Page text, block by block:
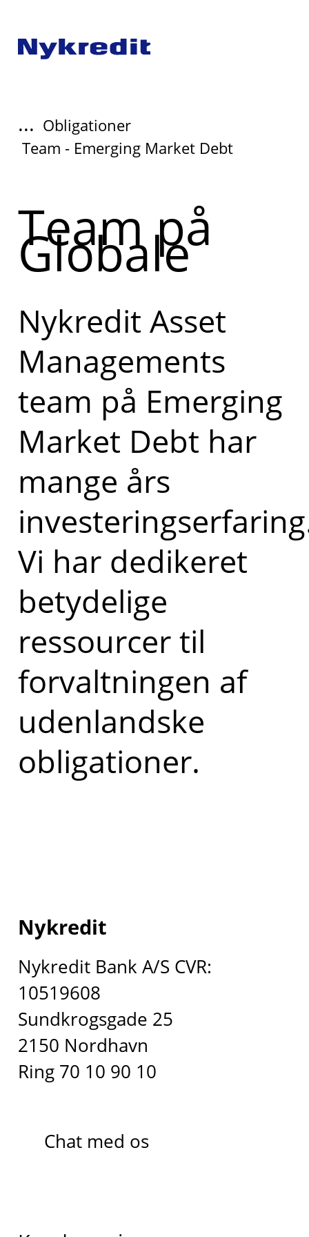
... Obligationer
Team - Emerging Market Debt
Team på
Globale
Nykredit Asset
Managements
team på Emerging
Market Debt har
mange års
Vi har dedikeret
betydelige
ressourcer til
forvaltningen af
udenlandske
obligationer.
Nykredit
Nykredit Bank A/S CVR:
10519608
Sundkrogsgade 25
2150 Nordhavn
Ring 70 10 90 10
Chat med os